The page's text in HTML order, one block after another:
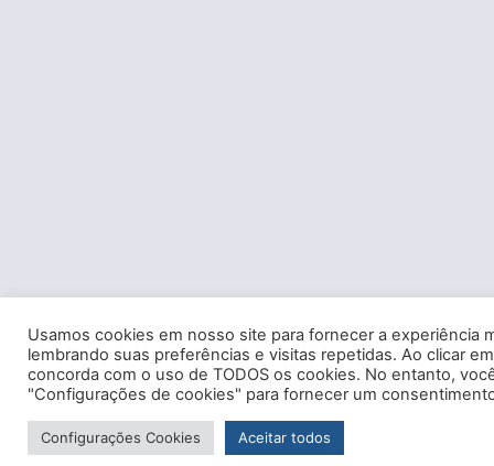
Usamos cookies em nosso site para fornecer a experiência
lembrando suas preferências e visitas repetidas. Ao clicar
concorda com o uso de TODOS os cookies. No entanto,
"Configurações de cookies" para fornecer um
Configurações Cookies Aceitar todos